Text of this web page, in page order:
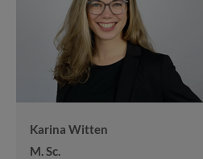
Karina Witten
M. Sc.